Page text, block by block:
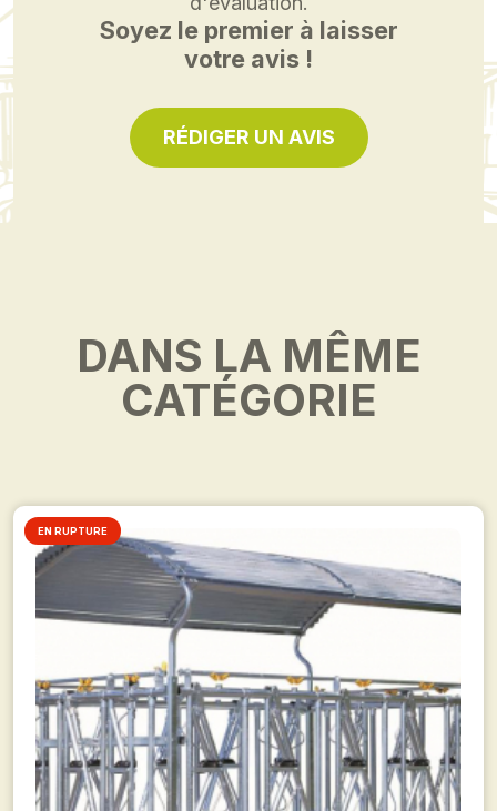
Soyez le premier à laisser
votre avis !
RÉDIGER UN AVIS
DANS LA MÊME
CATÉGORIE
EN RUPTURE